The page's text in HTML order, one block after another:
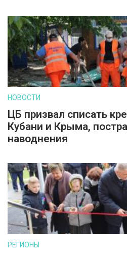
НОВОСТИ
ЦБ призвал списать
Кубани и Крыма,
наводнения
РЕГИОНЫ